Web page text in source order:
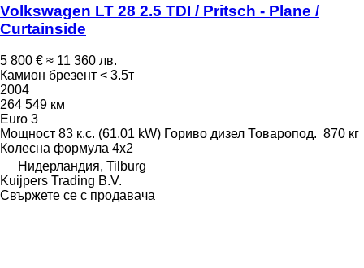
Volkswagen LT 28 2.5 TDI / Pritsch - Plane /
Curtainside
5 800 € ≈ 11 360 лв.
Камион брезент < 3.5т
2004
264 549 км
Euro 3
Мощност 83 к.с. (61.01 kW) Гориво дизел Товаропод. 870 кг
Колесна формула 4x2
Нидерландия, Tilburg
Kuijpers Trading B.V.
Свържете се с продавача